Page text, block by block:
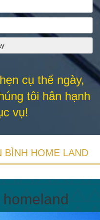
cụ thể ngày,
tôi hân hạnh
vụ!
HOME LAND
homeland